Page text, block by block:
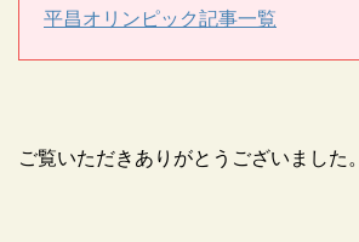
平昌オリンピック記事一覧
ご覧いただきありがとうございました。